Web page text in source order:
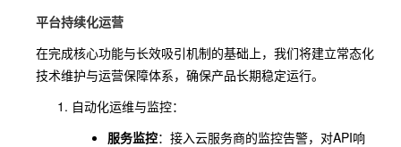
平台持续化运营
在完成核心功能与长效吸引机制的基础上，我们将建立常态化
技术维护与运营保障体系，确保产品长期稳定运行。
自动化运维与监控：
服务监控：接入云服务商的监控告警，对API响